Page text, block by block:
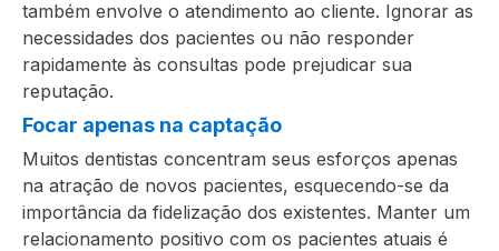
também envolve o atendimento ao cliente. Ignorar as
necessidades dos pacientes ou não responder
rapidamente às consultas pode prejudicar sua
reputação.
Focar apenas na captação
Muitos dentistas concentram seus esforços apenas
na atração de novos pacientes, esquecendo-se da
importância da fidelização dos existentes. Manter um
relacionamento positivo com os pacientes atuais é